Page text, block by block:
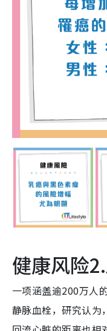
健康风险
一项涵盖逾200万人
静脉血栓，研究认为